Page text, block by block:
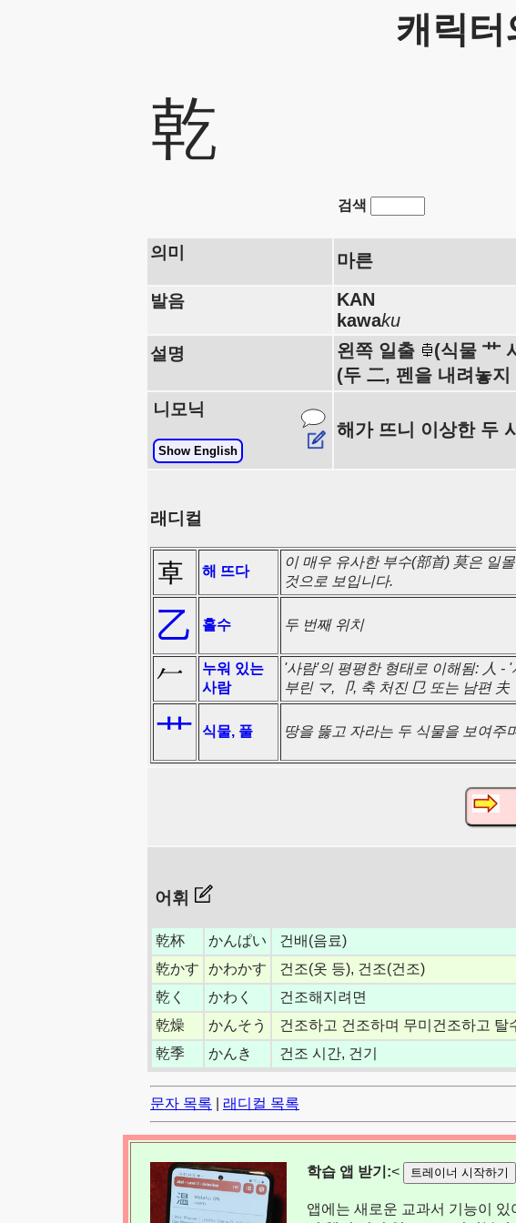
캐릭터
乾
검색
의미 마른
발음
KAN
kawaku
설명 왼쪽 일출 (식물 艹
(두 二, 펜을 내려놓
니모닉
Show English
해가 뜨니 이상한 두
래디컬
해 뜨다
이 매우 유사한 부수(部首) 莫은 일
것으로 보입니다.
乙 홀수 두 번째 위치
누워 있는
사람
'사람'의 평평한 형태로 이해됨: 人 -
부린 マ, 卩, 축 처진 㔾 또는 남편 夫
艹 식물, 풀 땅을 뚫고 자라는 두 식물을 보여주
어휘
乾杯 かんぱい
건배(음료)
乾かす
かわかす
건조(옷 등), 건조(건조)
乾く
かわく
건조해지려면
乾燥
かんそう
건조하고 건조하며 무미건조하고 탈
乾季
かんき 건조 시간, 건기
문자 목록 래디컬 목록
학습 앱 받기:< 트레이너 시작하기
앱에는 새로운 교과서 기능이